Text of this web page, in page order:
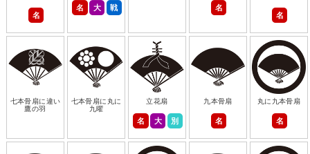
名
名 大 戦 名
名
七本骨扇に違い
鷹の羽
七本骨扇に丸に
九曜
立花扇
名 大 別
九本骨扇
名
丸に九本骨扇
名